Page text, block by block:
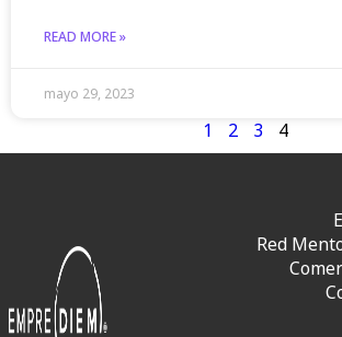
READ MORE »
mayo 29, 2023
1 2 3 4
Red